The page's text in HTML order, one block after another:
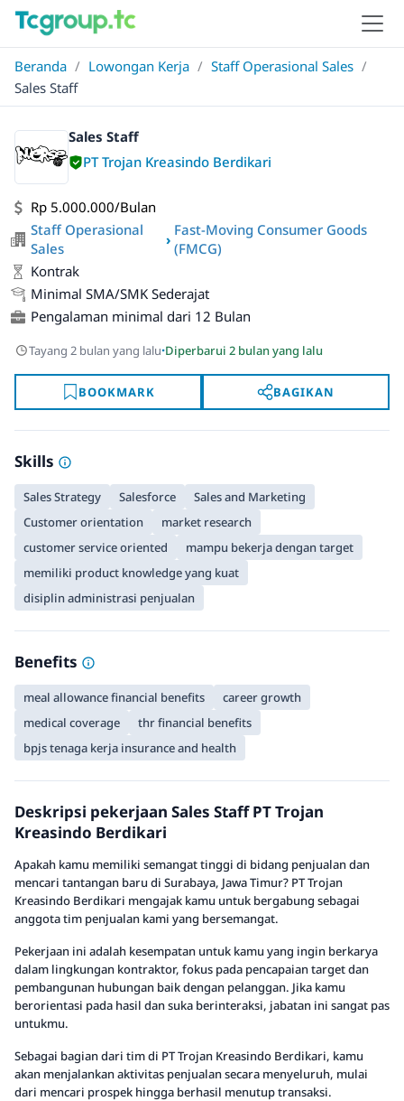
Beranda / Lowongan Kerja / Staff Operasional Sales /
Sales Staff
Sales Staff
PT Trojan Kreasindo Berdikari
Rp 5.000.000/Bulan
Staff Operasional
Sales
›
Fast-Moving Consumer Goods
(FMCG)
Kontrak
Minimal SMA/SMK Sederajat
Pengalaman minimal dari 12 Bulan
Tayang 2 bulan yang lalu·Diperbarui 2 bulan yang lalu
BOOKMARK BAGIKAN
Skills
Sales Strategy Salesforce
Sales and Marketing
Customer orientation
market research
customer service oriented
mampu bekerja dengan target
memiliki product knowledge yang kuat
disiplin administrasi penjualan
Benefits
meal allowance financial benefits
career growth
medical coverage
thr financial benefits
bpjs tenaga kerja insurance and health
Deskripsi pekerjaan Sales Staff PT Trojan
Kreasindo Berdikari
Apakah kamu memiliki semangat tinggi di bidang penjualan dan
mencari tantangan baru di Surabaya, Jawa Timur? PT Trojan
Kreasindo Berdikari mengajak kamu untuk bergabung sebagai
anggota tim penjualan kami yang bersemangat.
Pekerjaan ini adalah kesempatan untuk kamu yang ingin berkarya
dalam lingkungan kontraktor, fokus pada pencapaian target dan
pembangunan hubungan baik dengan pelanggan. Jika kamu
berorientasi pada hasil dan suka berinteraksi, jabatan ini sangat pas
untukmu.
Sebagai bagian dari tim di PT Trojan Kreasindo Berdikari, kamu
akan menjalankan aktivitas penjualan secara menyeluruh, mulai
dari mencari prospek hingga berhasil menutup transaksi.